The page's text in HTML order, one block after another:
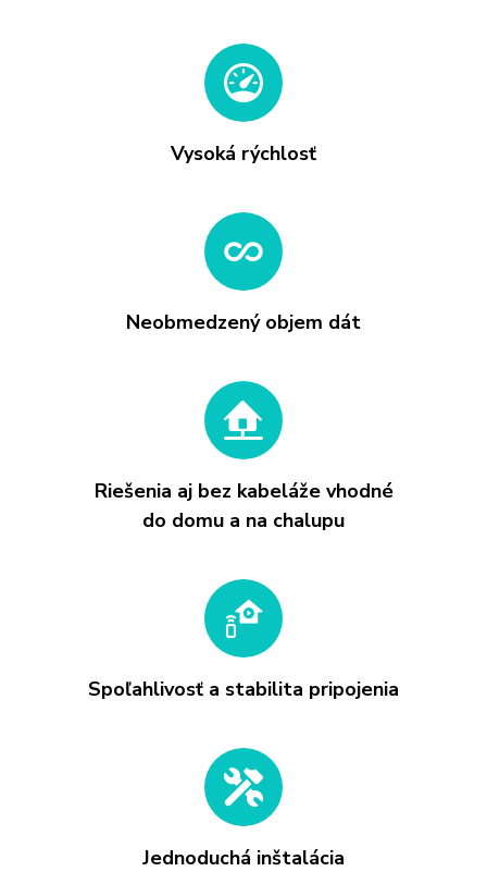
Vysoká rýchlosť
Neobmedzený objem dát
Riešenia aj bez kabeláže vhodné
do domu a na chalupu
Spoľahlivosť a stabilita pripojenia
Jednoduchá inštalácia